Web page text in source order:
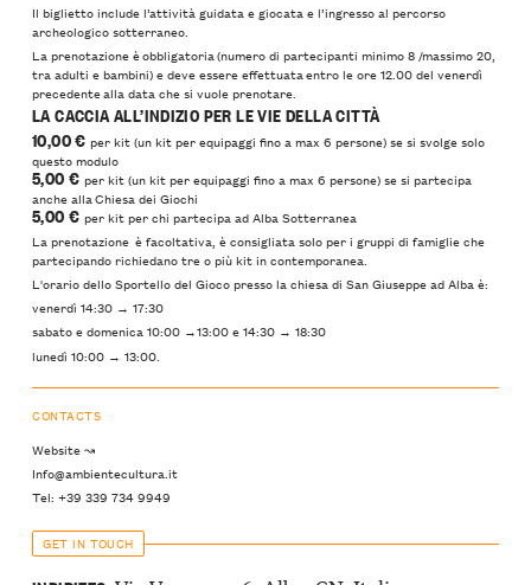
Il biglietto include l’attività guidata e giocata e l’ingresso al percorso
archeologico sotterraneo.
La prenotazione è obbligatoria (numero di partecipanti minimo 8 /massimo 20,
tra adulti e bambini) e deve essere effettuata entro le ore 12.00 del venerdì
precedente alla data che si vuole prenotare.
LA CACCIA ALL’INDIZIO PER LE VIE DELLA CITTÀ
10,00 €per kit (un kit per equipaggi fino a max 6 persone) se si svolge solo
questo modulo
5,00 € per kit (un kit per equipaggi fino a max 6 persone) se si partecipa
anche alla Chiesa dei Giochi
5,00 € per kit per chi partecipa ad Alba Sotterranea
La prenotazione è facoltativa, è consigliata solo per i gruppi di famiglie che
partecipando richiedano tre o più kit in contemporanea.
L'orario dello Sportello del Gioco presso la chiesa di San Giuseppe ad Alba è:
venerdì 14:30 → 17:30
sabato e domenica 10:00 →13:00 e 14:30 → 18:30
lunedì 10:00 → 13:00.
CONTACTS
Website ↝
Info@ambientecultura.it
Tel: +39 339 734 9949
GET IN TOUCH